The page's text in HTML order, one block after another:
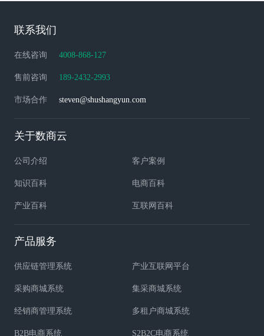
联系我们
在线咨询 4008-868-127
售前咨询 189-2432-2993
市场合作 steven@shushangyun.com
关于数商云
公司介绍 客户案例
知识百科 电商百科
产业百科 互联网百科
产品服务
供应链管理系统 产业互联网平台
采购商城系统 集采商城系统
经销商管理系统 多租户商城系统
B2B电商系统 S2B2C电商系统